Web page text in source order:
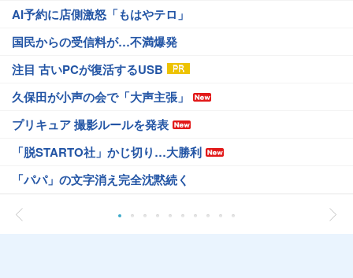
AI予約に店側激怒「もはやテロ」
国民からの受信料が…不満爆発
注目 古いPCが復活するUSB
久保田が小声の会で「大声主張」
プリキュア 撮影ルールを発表
「脱STARTO社」かじ切り…大勝利
「パパ」の文字消え完全沈黙続く